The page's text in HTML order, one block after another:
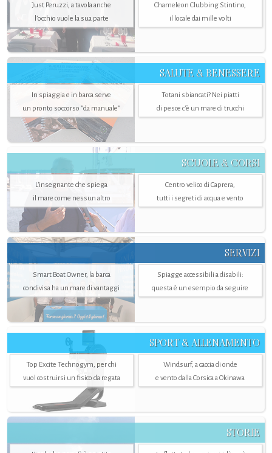
Just Peruzzi, a tavola anche
l’occhio vuole la sua parte
Chameleon Clubbing Stintino,
il locale dai mille volti
SALUTE & BENESSERE
In spiaggia e in barca serve
un pronto soccorso "da manuale"
Totani sbiancati? Nei piatti
di pesce c'è un mare di trucchi
SCUOLE & CORSI
L'insegnante che spiega
il mare come nessun altro
Centro velico di Caprera,
tutti i segreti di acqua e vento
SERVIZI
Smart Boat Owner, la barca
condivisa ha un mare di vantaggi
Spiagge accessibili a disabili:
questa è un esempio da seguire
SPORT & ALLENAMENTO
Top Excite Technogym, per chi
vuol costruirsi un fisico da regata
Windsurf, a caccia di onde
e vento dalla Corsica a Okinawa
STORIE